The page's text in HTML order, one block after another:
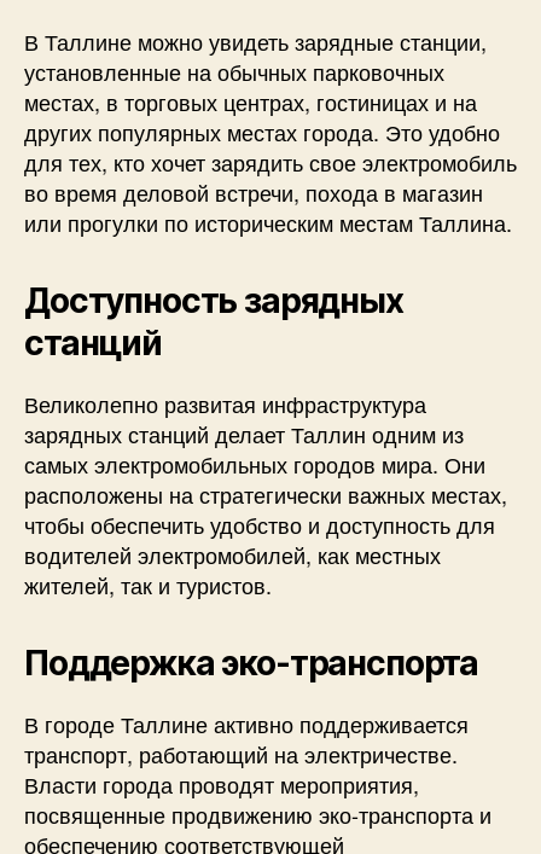
В Таллине можно увидеть зарядные станции,
установленные на обычных парковочных
местах, в торговых центрах, гостиницах и на
других популярных местах города. Это удобно
для тех, кто хочет зарядить свое электромобиль
во время деловой встречи, похода в магазин
или прогулки по историческим местам Таллина.
Доступность зарядных
станций
Великолепно развитая инфраструктура
зарядных станций делает Таллин одним из
самых электромобильных городов мира. Они
расположены на стратегически важных местах,
чтобы обеспечить удобство и доступность для
водителей электромобилей, как местных
жителей, так и туристов.
Поддержка эко-транспорта
В городе Таллине активно поддерживается
транспорт, работающий на электричестве.
Власти города проводят мероприятия,
посвященные продвижению эко-транспорта и
обеспечению соответствующей